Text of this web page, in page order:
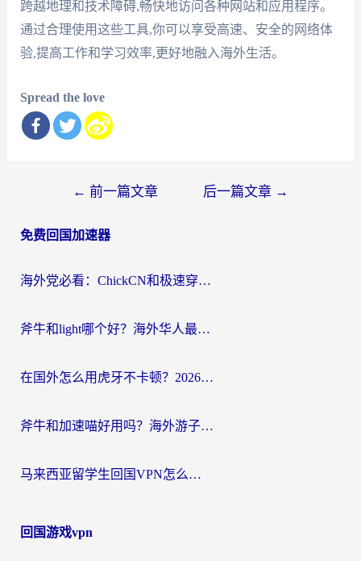
跨越地理和技术障碍,畅快地访问各种网站和应用程序。
通过合理使用这些工具,你可以享受高速、安全的网络体
验,提高工作和学习效率,更好地融入海外生活。
Spread the love
导
← 前一篇文章 后一篇文章 →
免费回国加速器
海外党必看：ChickCN和极速穿梭VPN好用吗？3招教你选对回国加速器无缝刷国内资源
斧牛和light哪个好？海外华人最关心的回国加速器选择难题，一篇讲透
在国外怎么用虎牙不卡顿？2026海外华人亲测有效的回国加速器选择指南
斧牛和加速喵好用吗？海外游子的真实选择困境
马来西亚留学生回国VPN怎么选？3个避坑点+1款实测好用的加速器推荐
回国游戏vpn